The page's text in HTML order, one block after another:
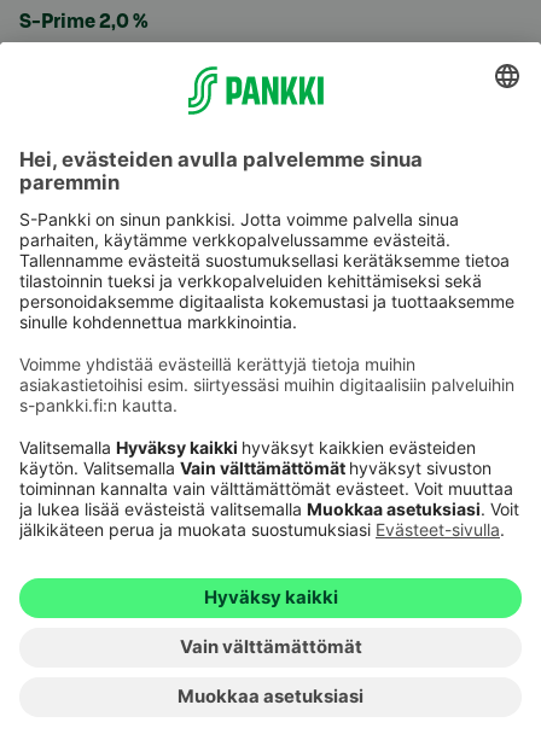
S-Prime 2,0 %
Käyttöehdot
Saavutettavuusseloste
Evästeet
Verkkopalvelujen käytön edellytykset